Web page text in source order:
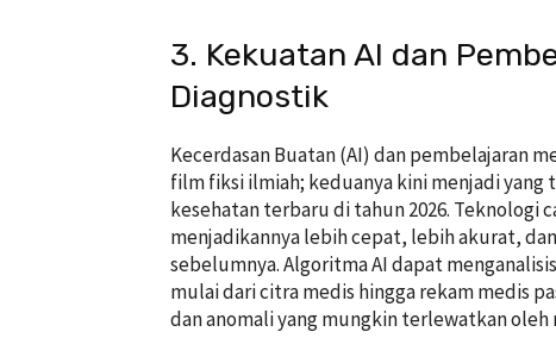
3. Kekuatan AI dan
Diagnostik
Kecerdasan Buatan (AI) dan pembelajaran
film fiksi ilmiah; keduanya kini menjadi
kesehatan terbaru di tahun 2026. Teknologi
menjadikannya lebih cepat, lebih akurat,
sebelumnya. Algoritma AI dapat
mulai dari citra medis hingga rekam medis
dan anomali yang mungkin terlewatkan oleh